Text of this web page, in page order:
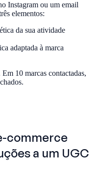
Instagram ou um email
elementos:
da sua atividade
adaptada à marca
10 marcas contactadas,
commerce
a um UGC